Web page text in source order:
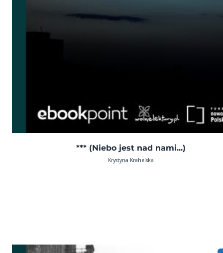
*** (Niebo jest nad nami...)
Krystyna Krahelska